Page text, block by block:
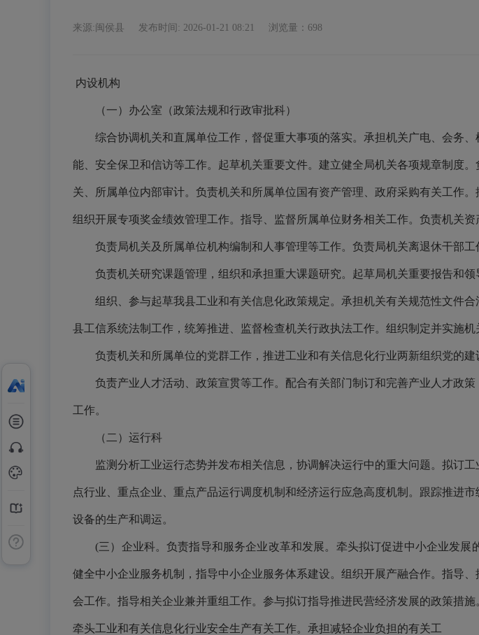
来源:闽侯县 发布时间: 2026-01-21 08:21 浏览量：698
内设机构
（一）办公室（政策法规和行政审批科）
综合协调机关和直属单位工作，督促重大事项的落实。承担机关广电、会务
能、安全保卫和信访等工作。起草机关重要文件。建立健全局机关各项规章制度
关、所属单位内部审计。负责机关和所属单位国有资产管理、政府采购有关工作
组织开展专项奖金绩效管理工作。指导、监督所属单位财务相关工作。负责机关资
负责局机关及所属单位机构编制和人事管理等工作。负责局机关离退休干部工
负责机关研究课题管理，组织和承担重大课题研究。起草局机关重要报告和
组织、参与起草我县工业和有关信息化政策规定。承担机关有关规范性文件
县工信系统法制工作，统筹推进、监督检查机关行政执法工作。组织制定并实施
负责机关和所属单位的党群工作，推进工业和有关信息化行业两新组织党的建
负责产业人才活动、政策宣贯等工作。配合有关部门制订和完善产业人才政
工作。
（二）运行科
监测分析工业运行态势并发布相关信息，协调解决运行中的重大问题。 拟订工
点行业、重点企业、重点产品运行调度机制和经济运行应急高度机制。跟踪推进
设备的生产和调运。
(三） 企业科。 负责指导和服务企业改革和发展。 牵头拟订促进中小企业发展
健全中小企业服务机制，指导中小企业服务体系建设。组织开展产融合作。指导
会工作。指导相关企业兼并重组工作。参与拟订指导推进民营经济发展的政策措施
牵头工业和有关信息化行业安全生产有关工作。承担减轻企业负担的有关工